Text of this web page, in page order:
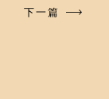
下一篇